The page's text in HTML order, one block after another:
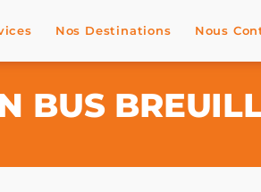
Nos Destinations Nous
BUS